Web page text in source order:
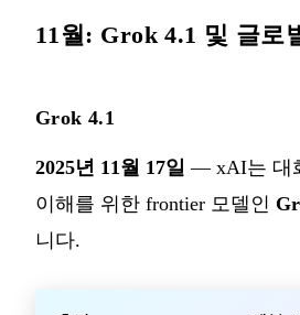
11월: Grok 4.1 및 글로
Grok 4.1
2025년 11월 17일 — xAI는 대
이해를 위한 frontier 모델인
니다.